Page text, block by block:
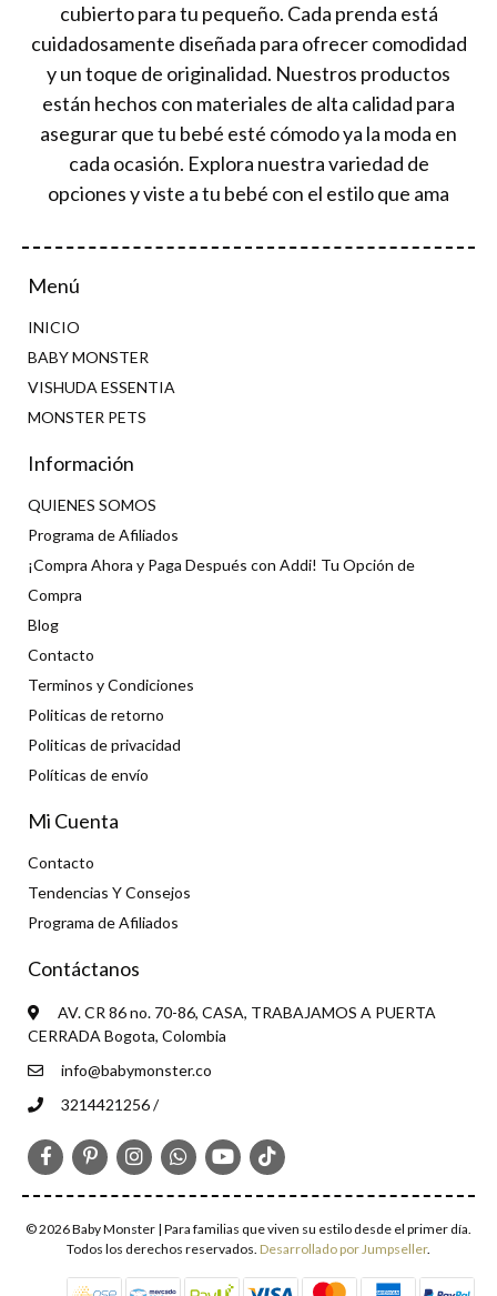
cubierto para tu pequeño. Cada prenda está
cuidadosamente diseñada para ofrecer comodidad
y un toque de originalidad. Nuestros productos
están hechos con materiales de alta calidad para
asegurar que tu bebé esté cómodo ya la moda en
cada ocasión. Explora nuestra variedad de
opciones y viste a tu bebé con el estilo que ama
Menú
INICIO
BABY MONSTER
VISHUDA ESSENTIA
MONSTER PETS
Información
QUIENES SOMOS
Programa de Afiliados
¡Compra Ahora y Paga Después con Addi! Tu Opción de
Compra
Blog
Contacto
Terminos y Condiciones
Politicas de retorno
Politicas de privacidad
Políticas de envío
Mi Cuenta
Contacto
Tendencias Y Consejos
Programa de Afiliados
Contáctanos
AV. CR 86 no. 70-86, CASA, TRABAJAMOS A PUERTA
CERRADA Bogota, Colombia
info@babymonster.co
3214421256 /
© 2026 Baby Monster | Para familias que viven su estilo desde el primer día.
Todos los derechos reservados. Desarrollado por Jumpseller.